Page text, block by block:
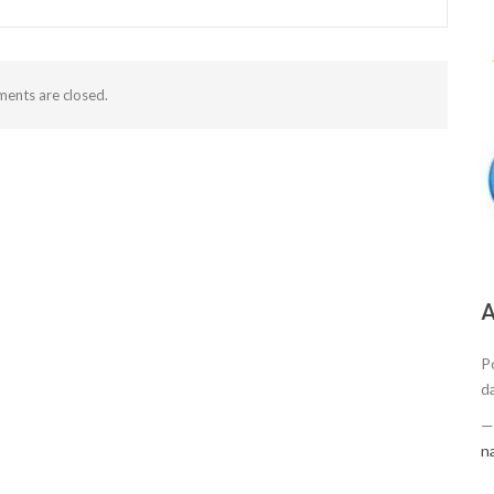
are closed.